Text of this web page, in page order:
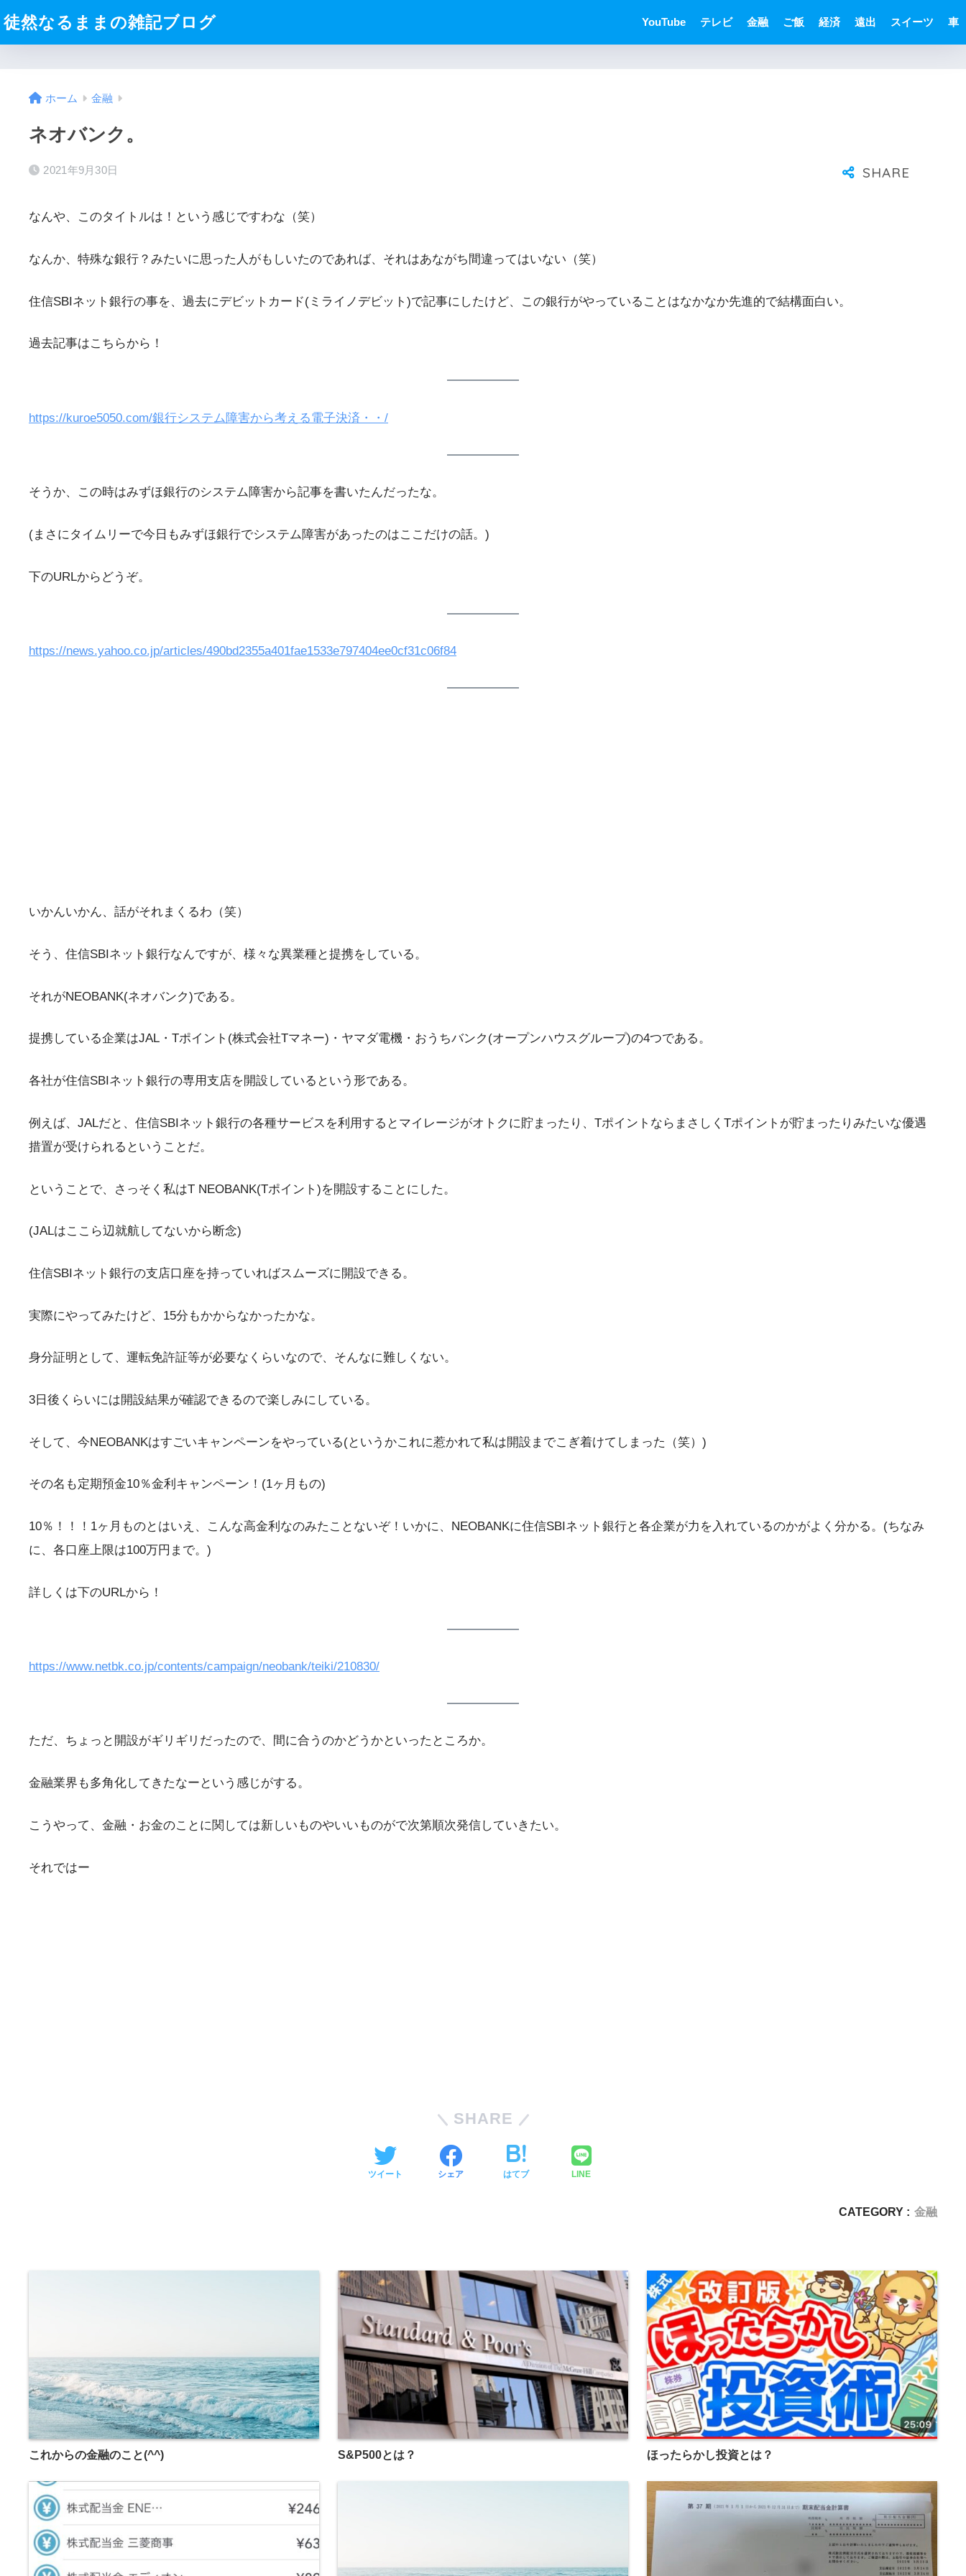
徒然なるままの雑記ブログ YouTube テレビ 金融 ご飯 経済 遠出 スイーツ 車
ホーム 金融
ネオバンク。
2021年9月30日
なんや、このタイトルは！という感じですわな（笑）
なんか、特殊な銀行？みたいに思った人がもしいたのであれば、それはあながち間違ってはいない（笑）
住信SBIネット銀行の事を、過去にデビットカード(ミライノデビット)で記事にしたけど、この銀行がやっていることはなかなか先進的で結構面白い。
過去記事はこちらから！
https://kuroe5050.com/銀行システム障害から考える電子決済・・/
そうか、この時はみずほ銀行のシステム障害から記事を書いたんだったな。
(まさにタイムリーで今日もみずほ銀行でシステム障害があったのはここだけの話。)
下のURLからどうぞ。
https://news.yahoo.co.jp/articles/490bd2355a401fae1533e797404ee0cf31c06f84
いかんいかん、話がそれまくるわ（笑）
そう、住信SBIネット銀行なんですが、様々な異業種と提携をしている。
それがNEOBANK(ネオバンク)である。
提携している企業はJAL・Tポイント(株式会社Tマネー)・ヤマダ電機・おうちバンク(オープンハウスグループ)の4つである。
各社が住信SBIネット銀行の専用支店を開設しているという形である。
例えば、JALだと、住信SBIネット銀行の各種サービスを利用するとマイレージがオトクに貯まったり、TポイントならまさしくTポイントが貯まったりみたいな優遇
措置が受けられるということだ。
ということで、さっそく私はT NEOBANK(Tポイント)を開設することにした。
(JALはここら辺就航してないから断念)
住信SBIネット銀行の支店口座を持っていればスムーズに開設できる。
実際にやってみたけど、15分もかからなかったかな。
身分証明として、運転免許証等が必要なくらいなので、そんなに難しくない。
3日後くらいには開設結果が確認できるので楽しみにしている。
そして、今NEOBANKはすごいキャンペーンをやっている(というかこれに惹かれて私は開設までこぎ着けてしまった（笑）)
その名も定期預金10％金利キャンペーン！(1ヶ月もの)
10％！！！1ヶ月ものとはいえ、こんな高金利なのみたことないぞ！いかに、NEOBANKに住信SBIネット銀行と各企業が力を入れているのかがよく分かる。(ちなみ
に、各口座上限は100万円まで。)
詳しくは下のURLから！
https://www.netbk.co.jp/contents/campaign/neobank/teiki/210830/
ただ、ちょっと開設がギリギリだったので、間に合うのかどうかといったところか。
金融業界も多角化してきたなーという感じがする。
こうやって、金融・お金のことに関しては新しいものやいいものがで次第順次発信していきたい。
それではー
SHARE
ツイート シェア はてブ LINE
CATEGORY : 金融
これからの金融のこと(^^) S&P500とは？ ほったらかし投資とは？